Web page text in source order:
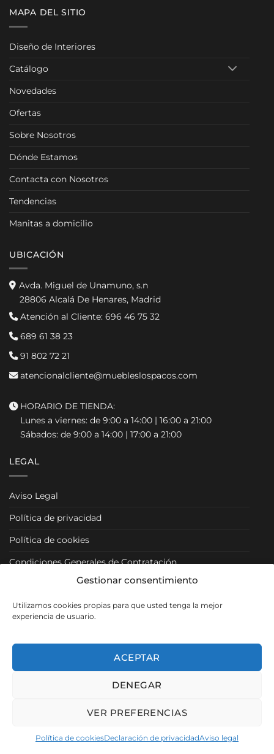
Gestionar consentimiento
Utilizamos cookies propias para que usted tenga la mejor
experiencia de usuario.
ACEPTAR
DENEGAR
VER PREFERENCIAS
Política de cookiesDeclaración de privacidadAviso legal
MAPA DEL SITIO
Diseño de Interiores
Catálogo
Novedades
Ofertas
Sobre Nosotros
Dónde Estamos
Contacta con Nosotros
Tendencias
Manitas a domicilio
UBICACIÓN
Avda. Miguel de Unamuno, s.n
28806 Alcalá De Henares, Madrid
Atención al Cliente: 696 46 75 32
689 61 38 23
91 802 72 21
atencionalcliente@muebleslospacos.com
HORARIO DE TIENDA:
Lunes a viernes: de 9:00 a 14:00 | 16:00 a 21:00
Sábados: de 9:00 a 14:00 | 17:00 a 21:00
LEGAL
Aviso Legal
Política de privacidad
Política de cookies
Condiciones Generales de Contratación
Condiciones Particulares
Política de Venta y Cancelación/Devolución
Visa PayPal MasterCard
web porPigmalion